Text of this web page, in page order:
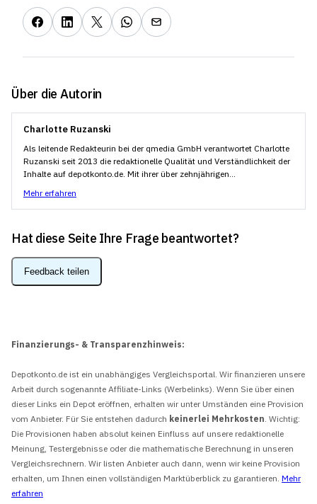
Über die Autorin
Charlotte Ruzanski
Als leitende Redakteurin bei der qmedia GmbH verantwortet Charlotte
Ruzanski seit 2013 die redaktionelle Qualität und Verständlichkeit der
Inhalte auf depotkonto.de. Mit ihrer über zehnjährigen...
Mehr erfahren
Hat diese Seite Ihre Frage beantwortet?
Feedback teilen
Finanzierungs- & Transparenzhinweis:
Depotkonto.de ist ein unabhängiges Vergleichsportal. Wir finanzieren unsere
Arbeit durch sogenannte Affiliate-Links (Werbelinks). Wenn Sie über einen
dieser Links ein Depot eröffnen, erhalten wir unter Umständen eine Provision
vom Anbieter. Für Sie entstehen dadurch keinerlei Mehrkosten. Wichtig:
Die Provisionen haben absolut keinen Einfluss auf unsere redaktionelle
Meinung, Testergebnisse oder die mathematische Berechnung in unseren
Vergleichsrechnern. Wir listen Anbieter auch dann, wenn wir keine Provision
erhalten, um Ihnen einen vollständigen Marktüberblick zu garantieren. Mehr
erfahren